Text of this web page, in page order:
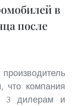
в
после
что компания
3 дилерам и